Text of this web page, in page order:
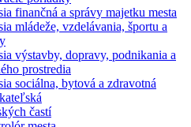
finančná a správy majetku mesta
mládeže, vzdelávania, športu a
výstavby, dopravy, podnikania a
prostredia
sociálna, bytová a zdravotná
častí